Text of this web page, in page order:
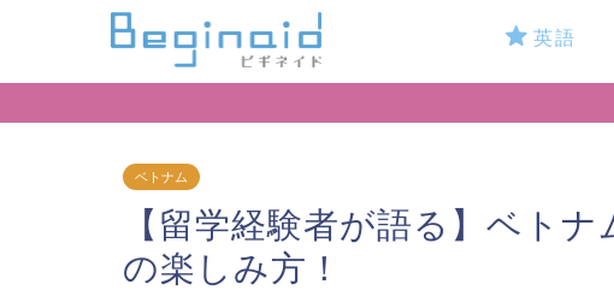
英語
ベトナム
【留学経験者が語る】ベト
の楽しみ方！